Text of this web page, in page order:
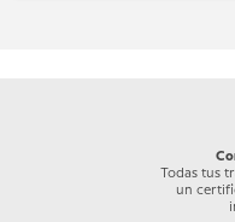
Todas tus
un